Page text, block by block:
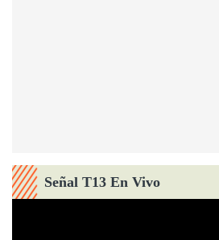
Señal T13 En Vivo